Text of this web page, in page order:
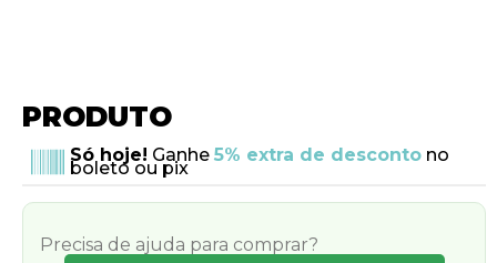
PRODUTO
Só hoje! Ganhe 5% extra de descontono
boleto ou pix
Precisa de ajuda para comprar?